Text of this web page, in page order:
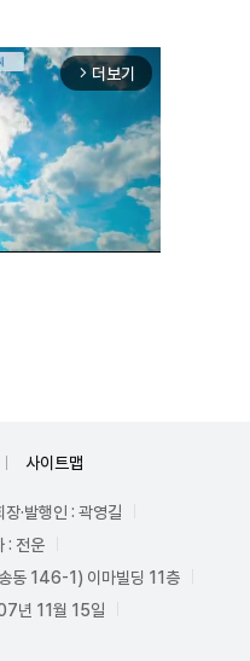
arrow_forward_ios 더보기
사이트맵
장·발행인 : 곽영길
: 전운
동 146-1) 이마빌딩 11층
년 11월 15일